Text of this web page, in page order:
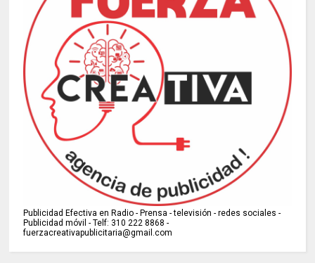
Publicidad Efectiva en Radio - Prensa - televisión - redes sociales -
Publicidad móvil - Telf: 310 222 8868 -
fuerzacreativapublicitaria@gmail.com